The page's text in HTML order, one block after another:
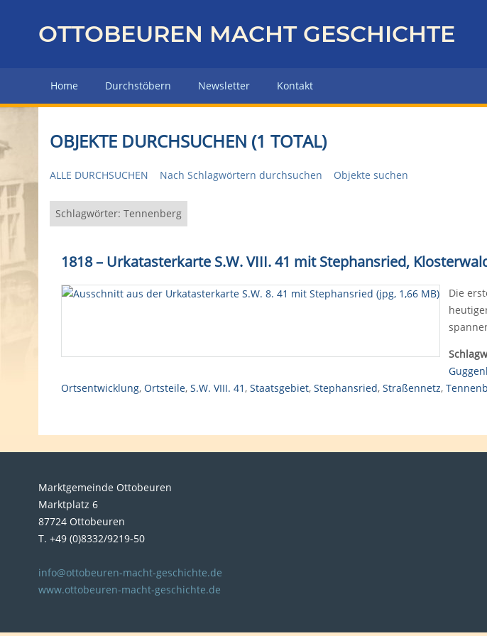
z
r
H
u
p
e
OTTOBEUREN MACHT GESCHICHTE
Home Durchstöbern Newsletter Kontakt
OBJEKTE DURCHSUCHEN (1 TOTAL)
ALLE DURCHSUCHEN Nach Schlagwörtern durchsuchen Objekte suchen
Schlagwörter: Tennenberg
1818 – Urkatasterkarte S.W. VIII. 41 mit Stephansried,
Die
Ortsentwicklung, Ortsteile, S.W. VIII. 41, Staatsgebiet, Stephansried, Straßennetz,
Marktgemeinde Ottobeuren
Marktplatz 6
87724 Ottobeuren
T. +49 (0)8332/9219-50
info@ottobeuren-macht-geschichte.de
www.ottobeuren-macht-geschichte.de